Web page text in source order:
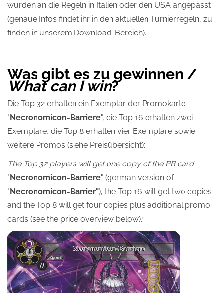
wurden an die Regeln in Italien oder den USA angepasst
(genaue Infos findet ihr in den aktuellen Turnierregeln, zu
finden in unserem Download-Bereich).
Was gibt es zu gewinnen /
What can I win?
Die Top 32 erhalten ein Exemplar der Promokarte
" Necronomicon-Barriere", die Top 16 erhalten zwei
Exemplare, die Top 8 erhalten vier Exemplare sowie
weitere Promos (siehe Preisübersicht):
The Top 32 players will get one copy of the PR card
" Necronomicon-Barriere" (german version of
" Necronomicon-Barrier"), the Top 16 will get two copies
and the Top 8 will get four copies plus additional promo
cards (see the price overview below):